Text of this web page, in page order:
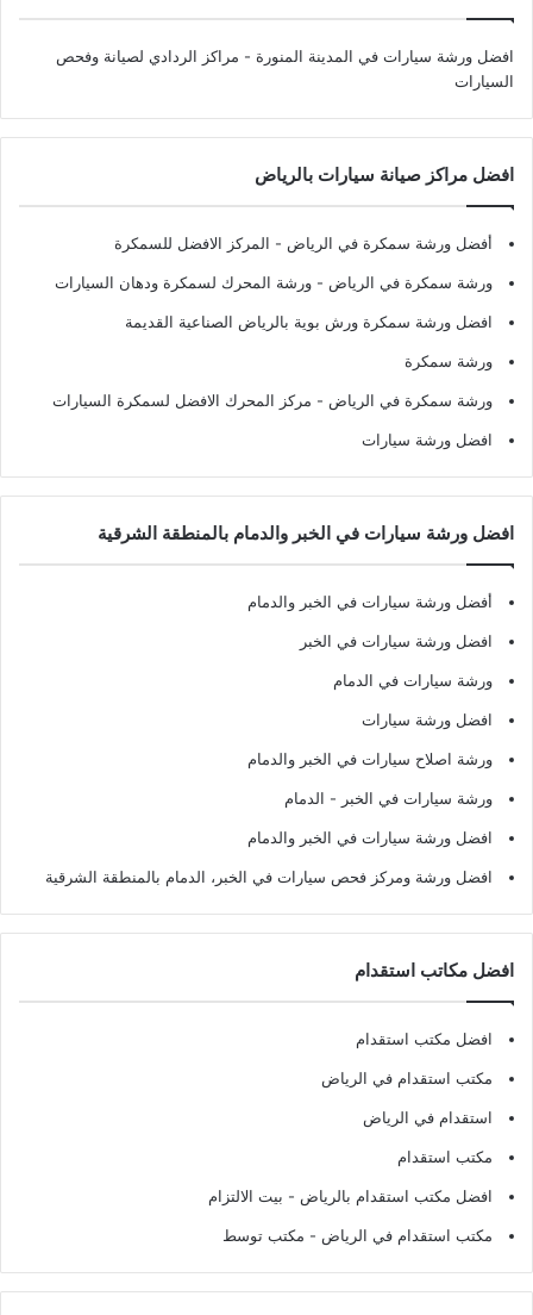
افضل ورشة سيارات في المدينة المنورة - مراكز الردادي لصيانة وفحص
السيارات
افضل مراكز صيانة سيارات بالرياض
أفضل ورشة سمكرة في الرياض - المركز الافضل للسمكرة
ورشة سمكرة في الرياض - ورشة المحرك لسمكرة ودهان السيارات
افضل ورشة سمكرة ورش بوية بالرياض الصناعية القديمة
ورشة سمكرة
ورشة سمكرة في الرياض - مركز المحرك الافضل لسمكرة السيارات
افضل ورشة سيارات
افضل ورشة سيارات في الخبر والدمام بالمنطقة الشرقية
أفضل ورشة سيارات في الخبر والدمام
افضل ورشة سيارات في الخبر
ورشة سيارات في الدمام
افضل ورشة سيارات
ورشة اصلاح سيارات في الخبر والدمام
ورشة سيارات في الخبر - الدمام
افضل ورشة سيارات في الخبر والدمام
افضل ورشة ومركز فحص سيارات في الخبر، الدمام بالمنطقة الشرقية
افضل مكاتب استقدام
افضل مكتب استقدام
مكتب استقدام في الرياض
استقدام في الرياض
مكتب استقدام
افضل مكتب استقدام بالرياض - بيت الالتزام
مكتب استقدام في الرياض - مكتب توسط